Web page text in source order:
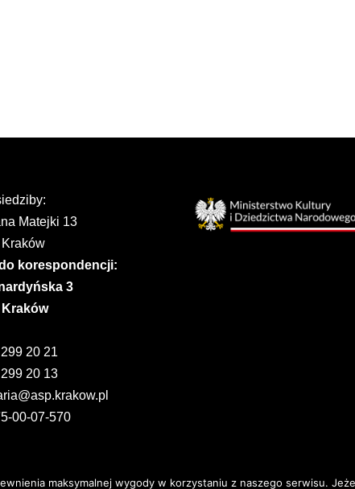
Matejki 13
korespondencji:
3
Kraków
20 21
20 13
00-07-570
maksymalnej wygody w korzystaniu z naszego serwisu.